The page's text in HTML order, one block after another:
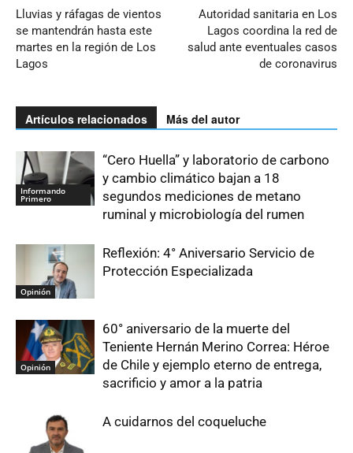
Lluvias y ráfagas de vientos
se mantendrán hasta este
martes en la región de Los
Lagos
Autoridad sanitaria en Los
Lagos coordina la red de
salud ante eventuales casos
de coronavirus
Artículos relacionados Más del autor
Informando
Primero
“Cero Huella” y laboratorio de carbono
y cambio climático bajan a 18
segundos mediciones de metano
ruminal y microbiología del rumen
Opinión
Reflexión: 4° Aniversario Servicio de
Protección Especializada
Opinión
60° aniversario de la muerte del
Teniente Hernán Merino Correa: Héroe
de Chile y ejemplo eterno de entrega,
sacrificio y amor a la patria
A cuidarnos del coqueluche